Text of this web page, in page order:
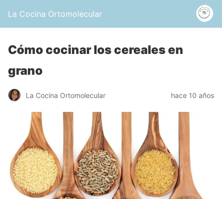
La Cocina Ortomolecular
Cómo cocinar los cereales en
grano
La Cocina Ortomolecular hace 10 años